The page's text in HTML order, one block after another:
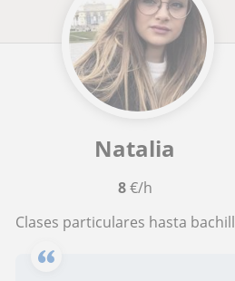
Natalia
8€/h
Clases particulares hasta bachiller modalidad online y presencial